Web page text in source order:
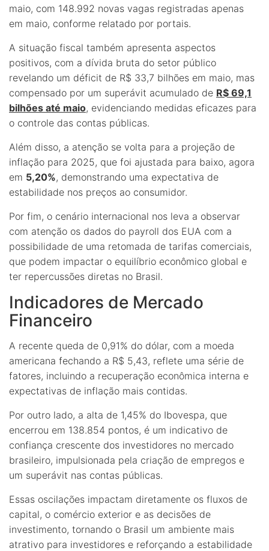
maio, com 148.992 novas vagas registradas apenas
em maio, conforme relatado por portais.
A situação fiscal também apresenta aspectos
positivos, com a dívida bruta do setor público
revelando um déficit de R$ 33,7 bilhões em maio, mas
compensado por um superávit acumulado de R$ 69,1
bilhões até maio, evidenciando medidas eficazes para
o controle das contas públicas.
Além disso, a atenção se volta para a projeção de
inflação para 2025, que foi ajustada para baixo, agora
em 5,20%, demonstrando uma expectativa de
estabilidade nos preços ao consumidor.
Por fim, o cenário internacional nos leva a observar
com atenção os dados do payroll dos EUA com a
possibilidade de uma retomada de tarifas comerciais,
que podem impactar o equilíbrio econômico global e
ter repercussões diretas no Brasil.
Indicadores de Mercado
Financeiro
A recente queda de 0,91% do dólar, com a moeda
americana fechando a R$ 5,43, reflete uma série de
fatores, incluindo a recuperação econômica interna e
expectativas de inflação mais contidas.
Por outro lado, a alta de 1,45% do Ibovespa, que
encerrou em 138.854 pontos, é um indicativo de
confiança crescente dos investidores no mercado
brasileiro, impulsionada pela criação de empregos e
um superávit nas contas públicas.
Essas oscilações impactam diretamente os fluxos de
capital, o comércio exterior e as decisões de
investimento, tornando o Brasil um ambiente mais
atrativo para investidores e reforçando a estabilidade